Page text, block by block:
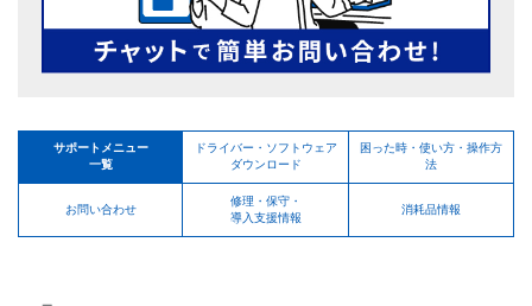
サポートメニュー
一覧
ドライバー・ソフトウェア
ダウンロード
困った時・使い方・操作方
法
お問い合わせ
修理・保守・
導入支援情報
消耗品情報